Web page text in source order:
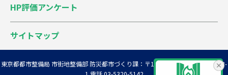
HP評価アンケート
サイトマップ
東京都都市整備局 市街地整備部 防災都市づくり課 ：〒163-8001 新宿区西新宿2-8-